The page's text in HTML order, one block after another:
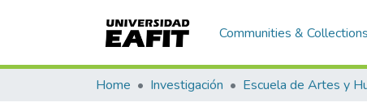
Communities & Collections
Home Investigación